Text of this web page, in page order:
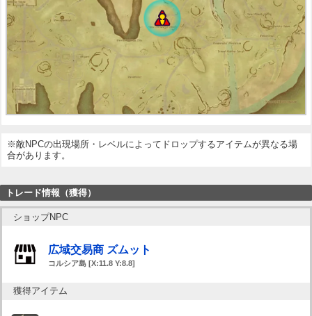
※敵NPCの出現場所・レベルによってドロップするアイテムが異なる場
合があります。
トレード情報（獲得）
ショップNPC
広域交易商 ズムット
コルシア島 [X:11.8 Y:8.8]
獲得アイテム